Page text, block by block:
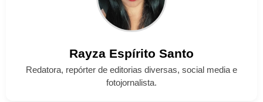
Rayza Espírito Santo
Redatora, repórter de editorias diversas, social media e
fotojornalista.